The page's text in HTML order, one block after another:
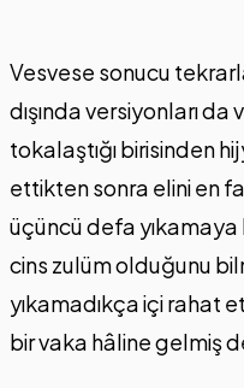
Vesvese sonucu
dışında versiyonları da
tokalaştığı birisinden
ettikten sonra elini en
üçüncü defa yıkamaya
cins zulüm olduğunu
yıkamadıkça içi rahat
bir vaka hâline gelmiş